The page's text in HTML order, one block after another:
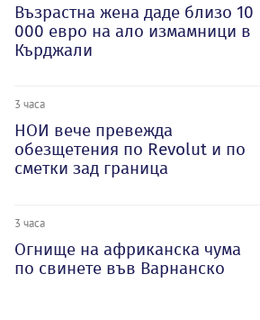
Възрастна жена даде близо 10
000 евро на ало измамници в
Кърджали
3 часа
НОИ вече превежда
обезщетения по Revolut и по
сметки зад граница
3 часа
Огнище на африканска чума
по свинете във Варнанско